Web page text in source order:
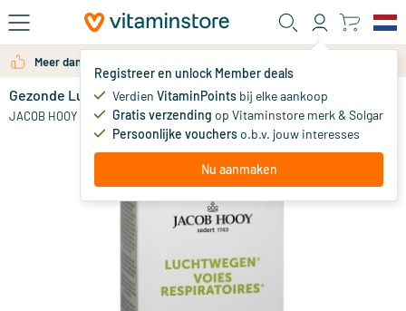
Ga naar de hoofdinhoud
Registreer en unlock Member deals
Verdien VitaminPoints bij elke aankoop
Gratis verzending op Vitaminstore merk & Solgar
Persoonlijke voucherso.b.v. jouw interesses
Nu aanmaken
Meer dan 325.000 tevreden klanten per jaar
Gezonde Luchtwegen Thee
JACOB HOOY 3.